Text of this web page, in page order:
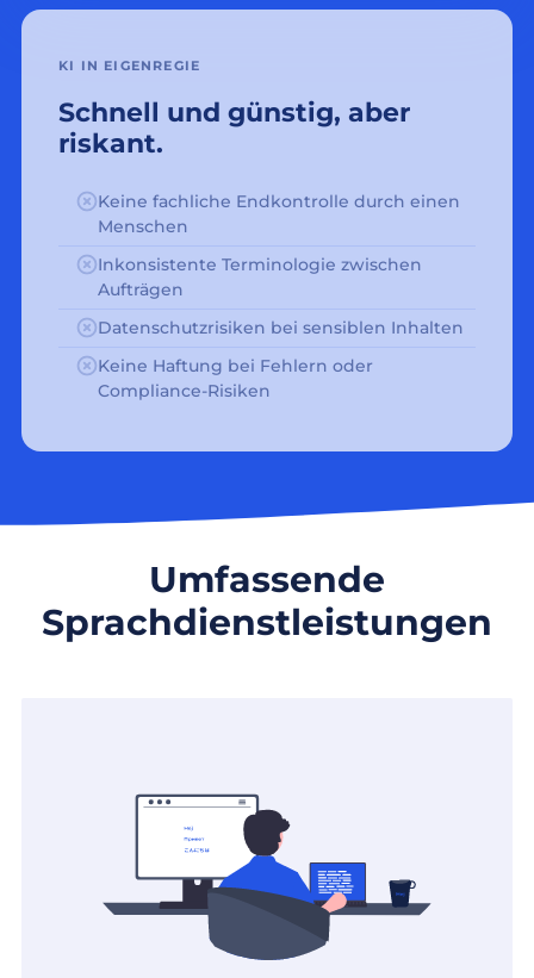
KI IN EIGENREGIE
Schnell und günstig, aber
riskant.
Keine fachliche Endkontrolle durch einen
Menschen
Inkonsistente Terminologie zwischen
Aufträgen
Datenschutzrisiken bei sensiblen Inhalten
Keine Haftung bei Fehlern oder
Compliance-Risiken
Umfassende
Sprachdienstleistungen